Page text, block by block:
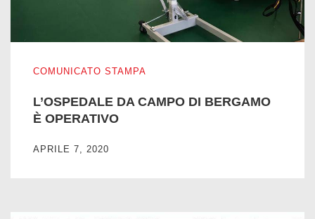
COMUNICATO STAMPA
L’OSPEDALE DA CAMPO DI BERGAMO
È OPERATIVO
APRILE 7, 2020